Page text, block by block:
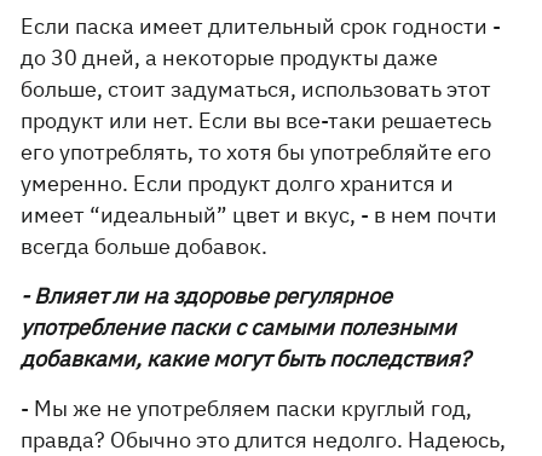
Если паска имеет длительный срок годности -
до 30 дней, а некоторые продукты даже
больше, стоит задуматься, использовать этот
продукт или нет. Если вы все-таки решаетесь
его употреблять, то хотя бы употребляйте его
умеренно. Если продукт долго хранится и
имеет “идеальный” цвет и вкус, - в нем почти
всегда больше добавок.
- Влияет ли на здоровье регулярное
употребление паски с самыми полезными
добавками, какие могут быть последствия?
- Мы же не употребляем паски круглый год,
правда? Обычно это длится недолго. Надеюсь,